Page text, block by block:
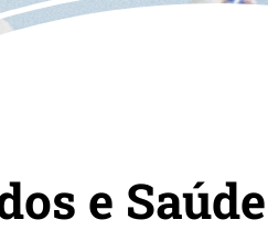
e Saúde